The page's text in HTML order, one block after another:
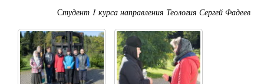
Студент 1 курса направления Теология Сергей Фадеев